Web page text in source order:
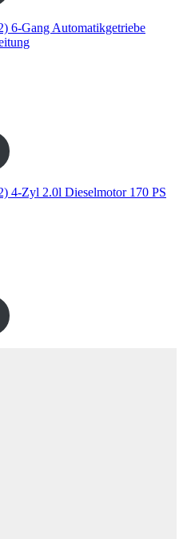
6-Gang Automatikgetriebe
4-Zyl 2.0l Dieselmotor 170 PS